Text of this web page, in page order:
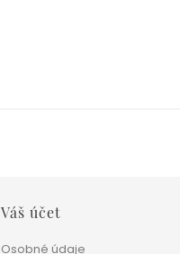
Váš účet
Osobné údaje